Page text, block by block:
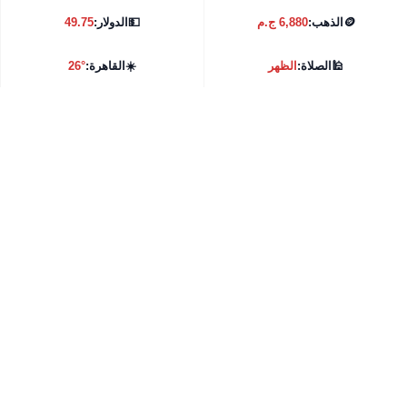
🪙 الذهب:6,880 ج.م 💵الدولار:49.75
🕌الصلاة:الظهر ☀️القاهرة:26°